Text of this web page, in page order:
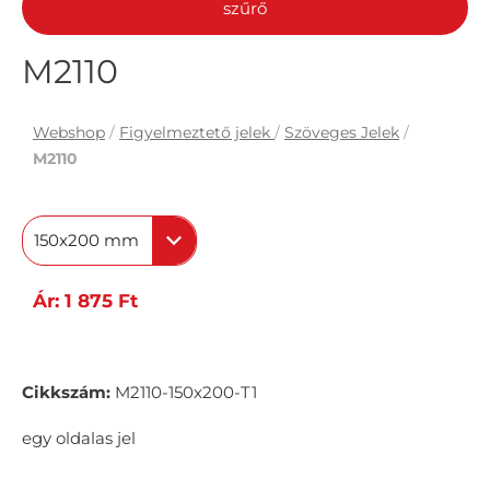
szűrő
M2110
Webshop / Figyelmeztető jelek / Szöveges Jelek /
M2110
150x200 mm
Ár: 1 875 Ft
Cikkszám: M2110-150x200-T1
egy oldalas jel